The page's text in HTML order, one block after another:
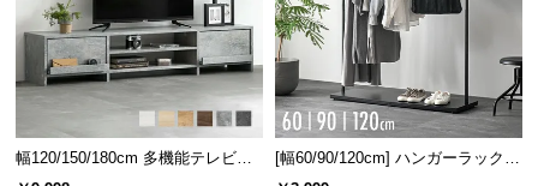
ゴムの木を加工した木材。ソフトな
印象の木目と滑らかな肌触りが特徴
です。
幅120/150/180cm 多機能テレビボ
ード 木目/石目調 オープン収納・
[幅60/90/120cm] ハンガーラック
スチール 4段階高さ調節 サイドフ